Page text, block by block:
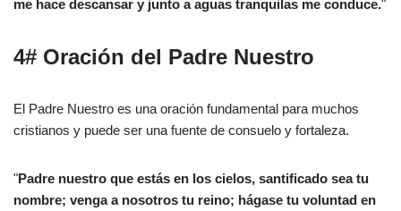
me hace descansar y junto a aguas tranquilas me conduce."
4# Oración del Padre Nuestro
El Padre Nuestro es una oración fundamental para muchos
cristianos y puede ser una fuente de consuelo y fortaleza.
"Padre nuestro que estás en los cielos, santificado sea tu
nombre; venga a nosotros tu reino; hágase tu voluntad en